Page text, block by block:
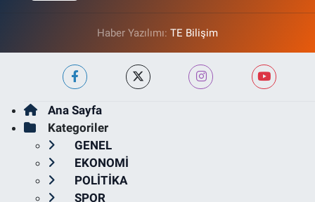
Haber Yazılımı: TE Bilişim
Ana Sayfa
Kategoriler
GENEL
EKONOMİ
POLİTİKA
SPOR